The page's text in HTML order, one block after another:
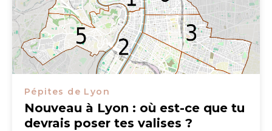
Pépites de Lyon
Nouveau à Lyon : où est-ce que tu
devrais poser tes valises ?